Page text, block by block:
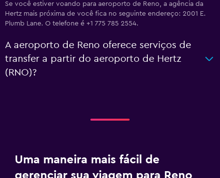
Se você estiver voando para aeroporto de Reno, a agência da
Hertz mais próxima de você fica no seguinte endereço: 2001 E.
Plumb Lane. O telefone é +1 775 785 2554.
A aeroporto de Reno oferece serviços de
transfer a partir do aeroporto de Hertz
(RNO)?
Uma maneira mais fácil de
gerenciar sua viagem para Reno